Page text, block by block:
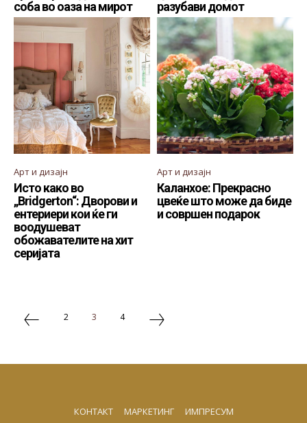
соба во оаза на мирот
разубави домот
Арт и дизајн
Исто како во
„Bridgerton“: Дворови и
ентериери кои ќе ги
воодушеват
обожавателите на хит
серијата
Арт и дизајн
Каланхое: Прекрасно
цвеќе што може да биде
и совршен подарок
2 3 4
КОНТАКТ МАРКЕТИНГ ИМПРЕСУМ